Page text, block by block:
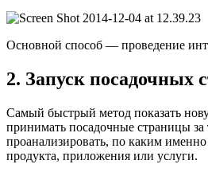
Основной способ — проведение
2. Запуск посадочных
Самый быстрый метод показать
принимать посадочные страницы за
проанализировать, по каким
продукта, приложения или услуги.